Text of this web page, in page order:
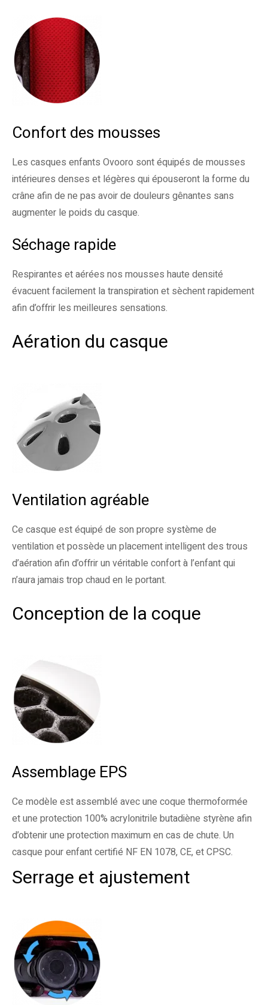
Confort des mousses
Les casques enfants Ovooro sont équipés de mousses
intérieures denses et légères qui épouseront la forme du
crâne afin de ne pas avoir de douleurs gênantes sans
augmenter le poids du casque.
Séchage rapide
Respirantes et aérées nos mousses haute densité
évacuent facilement la transpiration et sèchent rapidement
afin d’offrir les meilleures sensations.
Aération du casque
Ventilation agréable
Ce casque est équipé de son propre système de
ventilation et possède un placement intelligent des trous
d’aération afin d’offrir un véritable confort à l’enfant qui
n’aura jamais trop chaud en le portant.
Conception de la coque
Assemblage EPS
Ce modèle est assemblé avec une coque thermoformée
et une protection 100% acrylonitrile butadiène styrène afin
d’obtenir une protection maximum en cas de chute. Un
casque pour enfant certifié NF EN 1078, CE, et CPSC.
Serrage et ajustement